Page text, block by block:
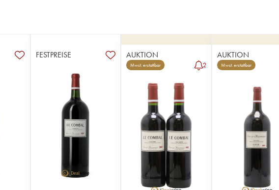
FESTPREISE AUKTION
Mwst. erstattbar 2
AUKTION
Mwst. erstattbar